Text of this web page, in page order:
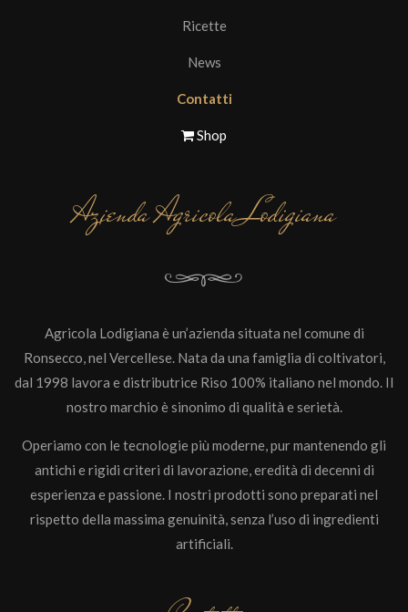
Ricette
News
Contatti
Shop
Azienda Agricola Lodigiana
Agricola Lodigiana è un’azienda situata nel comune di
Ronsecco, nel Vercellese. Nata da una famiglia di coltivatori,
dal 1998 lavora e distributrice Riso 100% italiano nel mondo. Il
nostro marchio è sinonimo di qualità e serietà.
Operiamo con le tecnologie più moderne, pur mantenendo gli
antichi e rigidi criteri di lavorazione, eredità di decenni di
esperienza e passione. I nostri prodotti sono preparati nel
rispetto della massima genuinità, senza l’uso di ingredienti
artificiali.